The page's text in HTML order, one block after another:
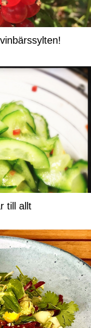
till allt